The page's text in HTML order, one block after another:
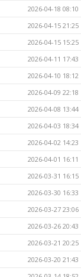
2026-04-18 08:10
2026-04-15 21:25
2026-04-15 15:25
2026-04-11 17:43
2026-04-10 18:12
2026-04-09 22:18
2026-04-08 13:44
2026-04-03 18:34
2026-04-02 14:23
2026-04-01 16:11
2026-03-31 16:15
2026-03-30 16:33
2026-03-27 23:06
2026-03-26 20:43
2026-03-21 20:25
2026-03-20 21:43